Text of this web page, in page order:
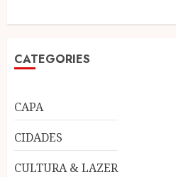
CATEGORIES
CAPA
CIDADES
CULTURA & LAZER